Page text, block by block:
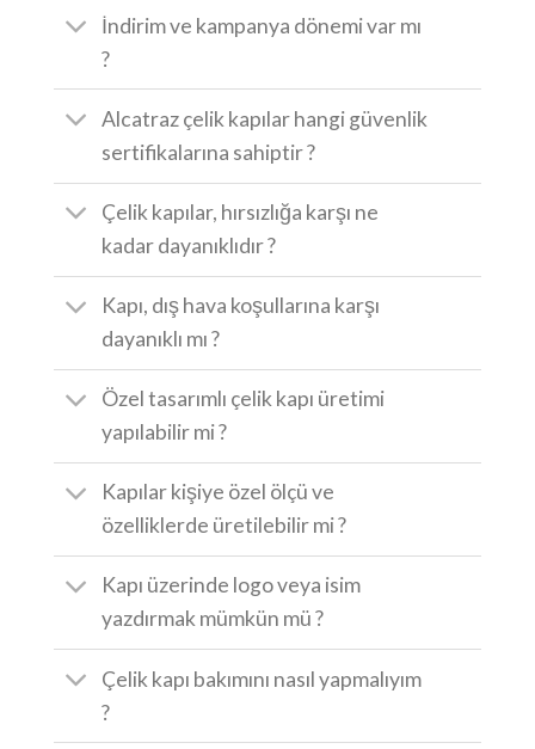
İndirim ve kampanya dönemi var mı
?
Alcatraz çelik kapılar hangi güvenlik
sertifikalarına sahiptir ?
Çelik kapılar, hırsızlığa karşı ne
kadar dayanıklıdır ?
Kapı, dış hava koşullarına karşı
dayanıklı mı ?
Özel tasarımlı çelik kapı üretimi
yapılabilir mi ?
Kapılar kişiye özel ölçü ve
özelliklerde üretilebilir mi ?
Kapı üzerinde logo veya isim
yazdırmak mümkün mü ?
Çelik kapı bakımını nasıl yapmalıyım
?